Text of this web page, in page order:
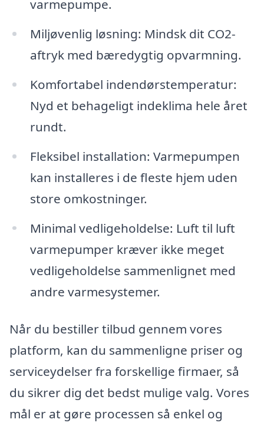
varmepumpe.
Miljøvenlig løsning: Mindsk dit CO2-
aftryk med bæredygtig opvarmning.
Komfortabel indendørstemperatur:
Nyd et behageligt indeklima hele året
rundt.
Fleksibel installation: Varmepumpen
kan installeres i de fleste hjem uden
store omkostninger.
Minimal vedligeholdelse: Luft til luft
varmepumper kræver ikke meget
vedligeholdelse sammenlignet med
andre varmesystemer.
Når du bestiller tilbud gennem vores
platform, kan du sammenligne priser og
serviceydelser fra forskellige firmaer, så
du sikrer dig det bedst mulige valg. Vores
mål er at gøre processen så enkel og